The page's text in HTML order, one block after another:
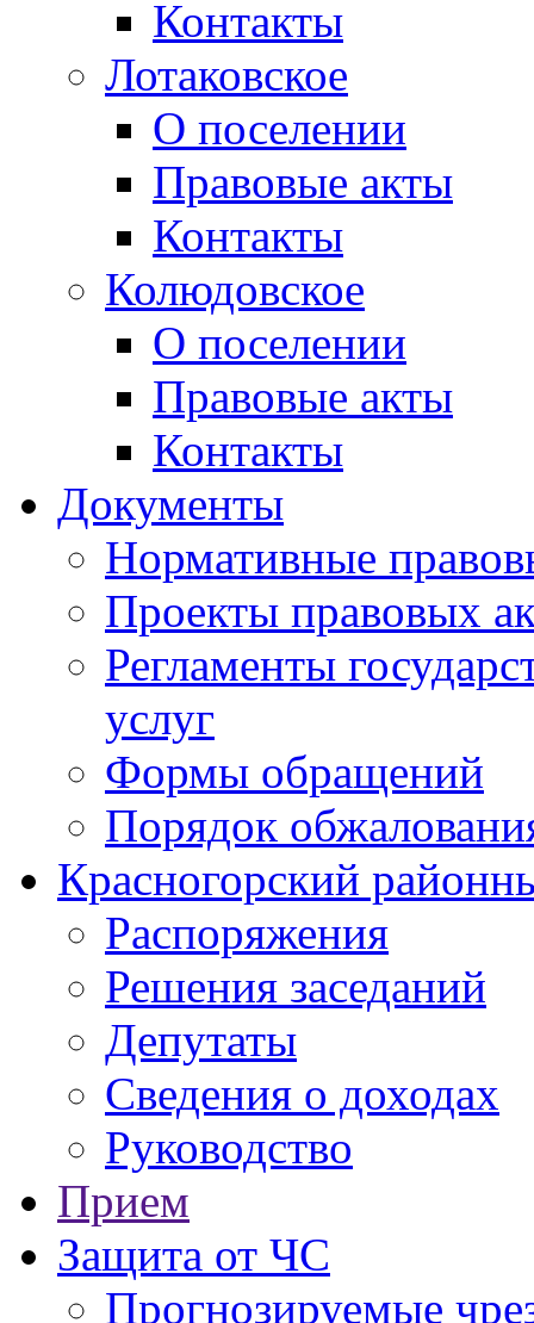
Контакты
Лотаковское
О поселении
Правовые акты
Контакты
Колюдовское
О поселении
Правовые акты
Контакты
Документы
Нормативные
Проекты правовых
Регламенты
услуг
Формы обращений
Порядок
Красногорский
Распоряжения
Решения заседаний
Депутаты
Сведения о доходах
Руководство
Прием
Защита от ЧС
Прогнозируемые